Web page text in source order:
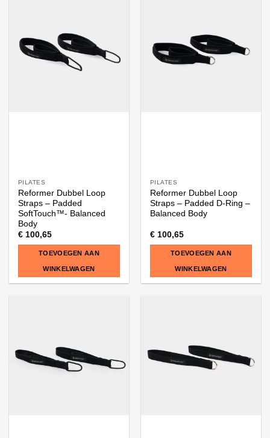
PILATES
Reformer Dubbel Loop
Straps – Padded
SoftTouch™- Balanced
Body
€100,65
TOEVOEGEN AAN
WINKELWAGEN
PILATES
Reformer Dubbel Loop
Straps – Padded D-Ring –
Balanced Body
€100,65
TOEVOEGEN AAN
WINKELWAGEN